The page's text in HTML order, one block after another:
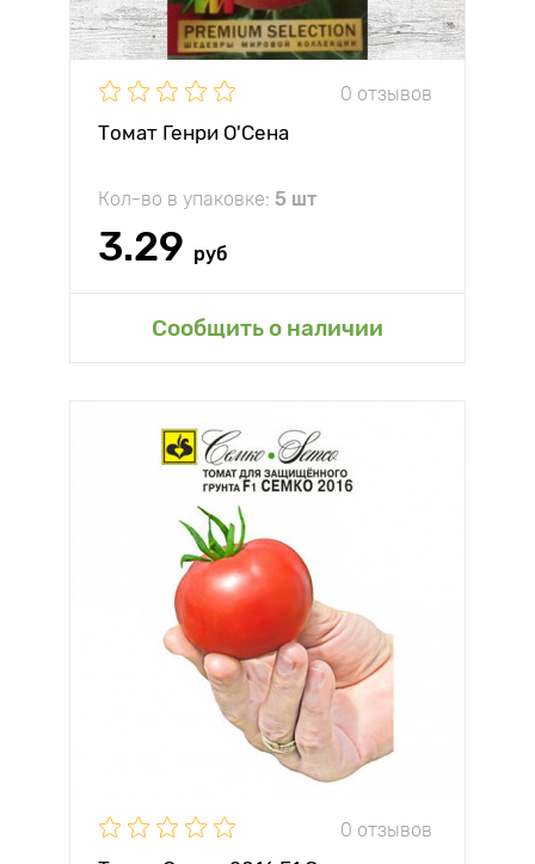
0 отзывов
Томат Генри О'Сена
Кол-во в упаковке: 5 шт
3.29 руб
Сообщить о наличии
0 отзывов